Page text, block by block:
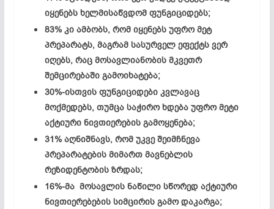
იყენებს ხელმისაწვდომ ფუნგიციდებს;
83% კი ამბობს, რომ იყენებს უფრო მეტ
პრეპარატს, მაგრამ სასურველ ეფექტს ვერ
იღებს, რაც მოსავლიანობის მკვეთრ
შემცირებაში გამოიხატება;
30%-ისთვის ფუნგიციდები კვლავაც
მოქმედებს, თუმცა საჭირო ხდება უფრო მეტი
აქტიური ნივთიერების გამოყენება;
31% აღნიშნავს, რომ უკვე შეიმჩნევა
პრეპარატების მიმართ მავნებლის
რეზიდენტობის ზრდას;
16%-მა მოსავლის ნაწილი სწორედ აქტიური
ნივთიერებების სიმცირის გამო დაკარგა;